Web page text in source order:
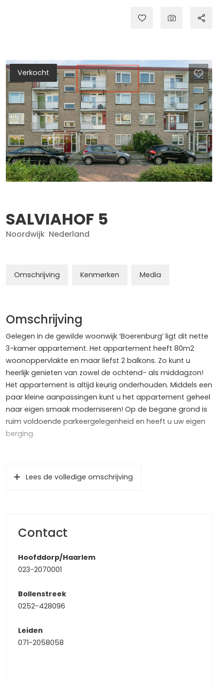
Verkocht
SALVIAHOF 5
Noordwijk Nederland
Omschrijving Kenmerken Media
Omschrijving
Gelegen in de gewilde woonwijk ‘Boerenburg’ ligt dit nette
3-kamer appartement. Het appartement heeft 80m2
woonoppervlakte en maar liefst 2 balkons. Zo kunt u
heerlijk genieten van zowel de ochtend- als middagzon!
Het appartement is altijd keurig onderhouden. Middels een
paar kleine aanpassingen kunt u het appartement geheel
naar eigen smaak moderniseren! Op de begane grond is
ruim voldoende parkeergelegenheid en heeft u uw eigen
berging.
dagelijkse voorzieningen kunt u terecht in het kleinschalige
minuten fietsafstand, al uw dagelijkse voorzieningen
binnen handbereik. Tevens heeft u met uitvalswegen
richting Leiden, Schiphol en Amsterdam ruim voldoende
uitwijkmogelijkheden voor woon-werkverkeer.
Aan de voorzijde van het complex treft u ruim voldoende
(openbare) parkeergelegenheid. Middels de centrale
het bellentableau en de brievenbus.
Lees de volledige omschrijving
Contact
Hoofddorp/Haarlem
023-2070001
Bollenstreek
0252-428096
Leiden
071-2058058